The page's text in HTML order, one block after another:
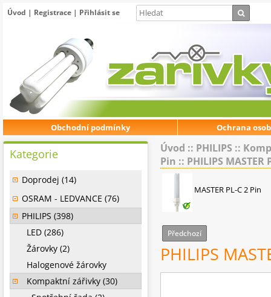
Úvod | Registrace | Přihlásit se
Obchodní podmínky Ochrana
Úvod :: PHILIPS ::
Pin :: PHILIPS
MASTER PL-C 2 Pin
Předchozí
PHILIPS
Kategorie
Doprodej (14)
OSRAM - LEDVANCE (76)
PHILIPS (398)
LED (286)
Žárovky (2)
Halogenové žárovky
Kompaktní zářivky (30)